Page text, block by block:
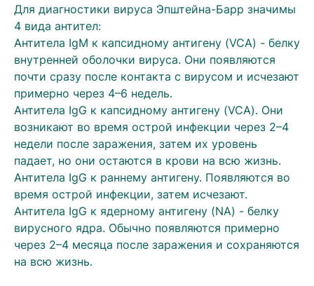
Для диагностики вируса Эпштейна-Барр значимы
4 вида антител:
Антитела IgM к капсидному антигену (VCA) - белку
внутренней оболочки вируса. Они появляются
почти сразу после контакта с вирусом и исчезают
примерно через 4–6 недель.
Антитела IgG к капсидному антигену (VCA). Они
возникают во время острой инфекции через 2–4
недели после заражения, затем их уровень
падает, но они остаются в крови на всю жизнь.
Антитела IgG к раннему антигену. Появляются во
время острой инфекции, затем исчезают.
Антитела IgG к ядерному антигену (NA) - белку
вирусного ядра. Обычно появляются примерно
через 2–4 месяца после заражения и сохраняются
на всю жизнь.